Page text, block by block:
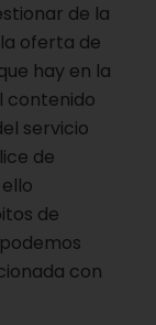
de la
oferta de
hay en la
contenido
servicio
de
de
con